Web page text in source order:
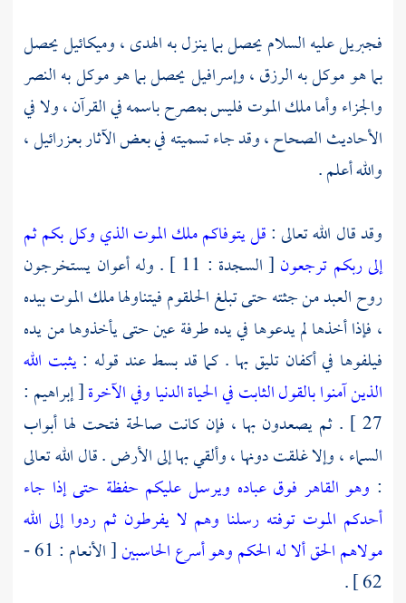
فجبريلعليه السلام يحصل بما ينزل به الهدى ،وميكائيليحصل
بما هو موكل به الرزق ،وإسرافيليحصل بما هو موكل به النصر
والجزاء وأما ملك الموت فليس بمصرح باسمه في القرآن ، ولا في
الأحاديث الصحاح ، وقد جاء تسميته في بعض الآثاربعزرائيل،
والله أعلم .
وقد قال الله تعالى :قل يتوفاكم ملك الموت الذي وكل بكم ثم
إلى ربكم ترجعون
[ السجدة : 11 ] . وله أعوان يستخرجون
روح العبد من جثته حتى تبلغ الحلقوم فيتناولها ملك الموت بيده
، فإذا أخذها لم يدعوها في يده طرفة عين حتى يأخذوها من يده
فيلفوها في أكفان تليق بها . كما قد بسط عند قوله :يثبت الله
الذين آمنوا بالقول الثابت في الحياة الدنيا وفي الآخرة[ إبراهيم :
27 ] . ثم يصعدون بها ، فإن كانت صالحة فتحت لها أبواب
السماء ، وإلا غلقت دونها ، وألقي بها إلى الأرض . قال الله تعالى
: وهو القاهر فوق عباده ويرسل عليكم حفظة حتى إذا جاء
أحدكم الموت توفته رسلنا وهم لا يفرطون ثم ردوا إلى الله
مولاهم الحق ألا له الحكم وهو أسرع الحاسبين
[ الأنعام : 61 -
62 ] .